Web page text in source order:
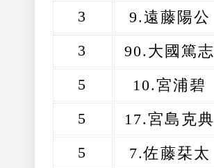
3
9.遠藤陽公
3
90.大國篤志
5
10.宮浦碧
5
17.宮島克典
5
7.佐藤栞太